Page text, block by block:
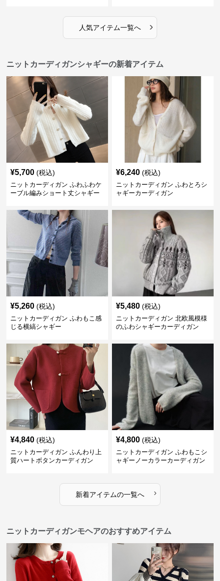
人気アイテム一覧へ ›
ニットカーディガンシャギーの新着アイテム
¥5,700 (税込)
ニットカーディガン ふわふわケ
ーブル編みショート丈シャギー
¥6,240 (税込)
ニットカーディガン ふわとろシ
ャギーカーディガン
¥5,260 (税込)
ニットカーディガン ふわもこ感
じる横縞シャギー
¥5,480 (税込)
ニットカーディガン 北欧風模様
のふわシャギーカーディガン
¥4,840 (税込)
ニットカーディガン ふんわり上
質ハートボタンカーディガン
¥4,800 (税込)
ニットカーディガン ふわもこシ
ャギーノーカラーカーディガン
新着アイテムの一覧へ ›
ニットカーディガンモヘアのおすすめアイテム